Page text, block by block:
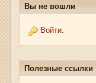
Вы не вошли
Войти.
Полезные ссылки